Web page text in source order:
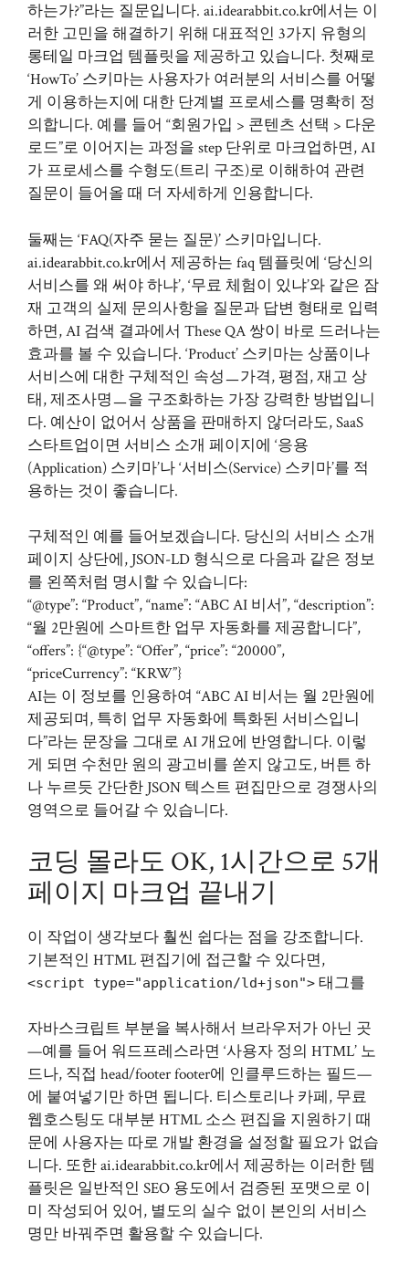
하는가?”라는 질문입니다. ai.idearabbit.co.kr에서는 이
러한 고민을 해결하기 위해 대표적인 3가지 유형의
롱테일 마크업 템플릿을 제공하고 있습니다. 첫째로
‘HowTo’ 스키마는 사용자가 여러분의 서비스를 어떻
게 이용하는지에 대한 단계별 프로세스를 명확히 정
의합니다. 예를 들어 “회원가입 > 콘텐츠 선택 > 다운
로드”로 이어지는 과정을 step 단위로 마크업하면, AI
가 프로세스를 수형도(트리 구조)로 이해하여 관련
질문이 들어올 때 더 자세하게 인용합니다.
둘째는 ‘FAQ(자주 묻는 질문)’ 스키마입니다.
ai.idearabbit.co.kr에서 제공하는 faq 템플릿에 ‘당신의
서비스를 왜 써야 하냐’, ‘무료 체험이 있냐’와 같은 잠
재 고객의 실제 문의사항을 질문과 답변 형태로 입력
하면, AI 검색 결과에서 These QA 쌍이 바로 드러나는
효과를 볼 수 있습니다. ‘Product’ 스키마는 상품이나
서비스에 대한 구체적인 속성ㅡ가격, 평점, 재고 상
태, 제조사명ㅡ을 구조화하는 가장 강력한 방법입니
다. 예산이 없어서 상품을 판매하지 않더라도, SaaS
스타트업이면 서비스 소개 페이지에 ‘응용
(Application) 스키마’나 ‘서비스(Service) 스키마’를 적
용하는 것이 좋습니다.
구체적인 예를 들어보겠습니다. 당신의 서비스 소개
페이지 상단에, JSON-LD 형식으로 다음과 같은 정보
를 왼쪽처럼 명시할 수 있습니다:
“@type”: “Product”, “name”: “ABC AI 비서”, “description”:
“월 2만원에 스마트한 업무 자동화를 제공합니다”,
“offers”: {“@type”: “Offer”, “price”: “20000”,
“priceCurrency”: “KRW”}
AI는 이 정보를 인용하여 “ABC AI 비서는 월 2만원에
제공되며, 특히 업무 자동화에 특화된 서비스입니
다”라는 문장을 그대로 AI 개요에 반영합니다. 이렇
게 되면 수천만 원의 광고비를 쏟지 않고도, 버튼 하
나 누르듯 간단한 JSON 텍스트 편집만으로 경쟁사의
영역으로 들어갈 수 있습니다.
코딩 몰라도 OK, 1시간으로 5개
페이지 마크업 끝내기
이 작업이 생각보다 훨씬 쉽다는 점을 강조합니다.
기본적인 HTML 편집기에 접근할 수 있다면,
<script type="application/ld+json"> 태그를
자바스크립트 부분을 복사해서 브라우저가 아닌 곳
—예를 들어 워드프레스라면 ‘사용자 정의 HTML’ 노
드나, 직접 head/footer footer에 인클루드하는 필드—
에 붙여넣기만 하면 됩니다. 티스토리나 카페, 무료
웹호스팅도 대부분 HTML 소스 편집을 지원하기 때
문에 사용자는 따로 개발 환경을 설정할 필요가 없습
니다. 또한ai.idearabbit.co.kr에서 제공하는 이러한 템
플릿은 일반적인 SEO 용도에서 검증된 포맷으로 이
미 작성되어 있어, 별도의 실수 없이 본인의 서비스
명만 바꿔주면 활용할 수 있습니다.